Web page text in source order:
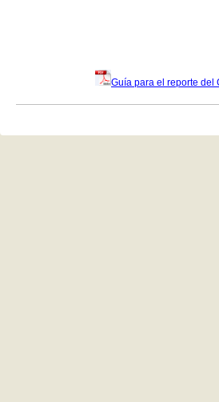
Guía para el reporte del